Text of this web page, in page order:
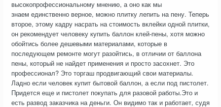
высокопрофессиональному мнению, а оно как мы
знаем единственно верное, можно плитку лепить на пену. Теперь
второе, этому кадру насрать на стоимость вклейки одной плитки,
он рекомендует человеку купить баллон клей-пены, хотя можно
обойтись более дешевыми материалами, которые в
последующем ремонте могут разойтись, в отличии от баллона
пены, который не найдет применения и просто засохнет. Это
профессионал? Это торгаш продвигающий свои материалы.
Ладно если человек купит бытовой баллон, а если под пистолет.
Придется еще и пистолет покупать для разовой работы.Это и
есть развод заказчика на деньги. Он видимо так и работает, судя